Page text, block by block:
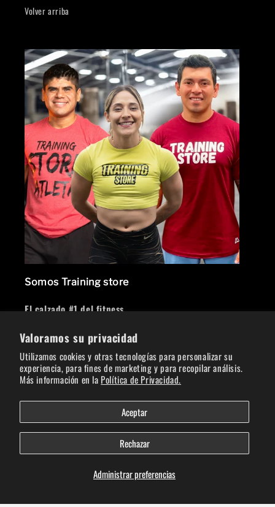
Valoramos su privacidad
Utilizamos cookies y otras tecnologías para personalizar su
experiencia, para fines de marketing y para recopilar análisis.
Más información en la Política de Privacidad.
Administrar preferencias
Aceptar
Rechazar
pagar con Meses sin Tarjeta.
2 En tu cuenta de Mercado Pago,elige
la cantidad de mesesy confirma.
3 Paga mes a mescon saldo disponible,
débito u otros medios.
Crédito sujeto a aprobación.
¿Tienes dudas? Consulta nuestraAyuda.
Volver arriba
Somos Training store
El calzado #1 del fitness
FacebookInstagram
Crea tu cuenta
Correo electrónico
FacebookInstagram
de